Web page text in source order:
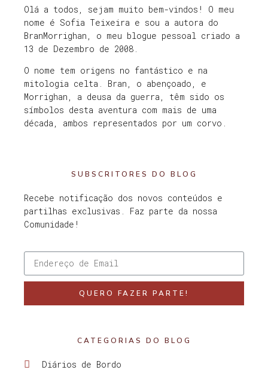
Olá a todos, sejam muito bem-vindos! O meu
nome é Sofia Teixeira e sou a autora do
BranMorrighan, o meu blogue pessoal criado a
13 de Dezembro de 2008.
O nome tem origens no fantástico e na
mitologia celta. Bran, o abençoado, e
Morrighan, a deusa da guerra, têm sido os
símbolos desta aventura com mais de uma
década, ambos representados por um corvo.
SUBSCRITORES DO BLOG
Recebe notificação dos novos conteúdos e
partilhas exclusivas. Faz parte da nossa
Comunidade!
QUERO FAZER PARTE!
CATEGORIAS DO BLOG
Diários de Bordo